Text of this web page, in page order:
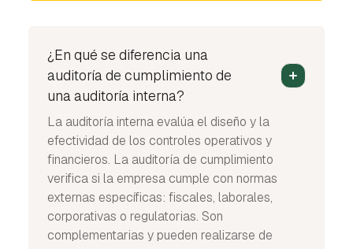
¿En qué se diferencia una
auditoría de cumplimiento de
una auditoría interna?
La auditoría interna evalúa el diseño y la
efectividad de los controles operativos y
financieros. La auditoría de cumplimiento
verifica si la empresa cumple con normas
externas específicas: fiscales, laborales,
corporativas o regulatorias. Son
complementarias y pueden realizarse de